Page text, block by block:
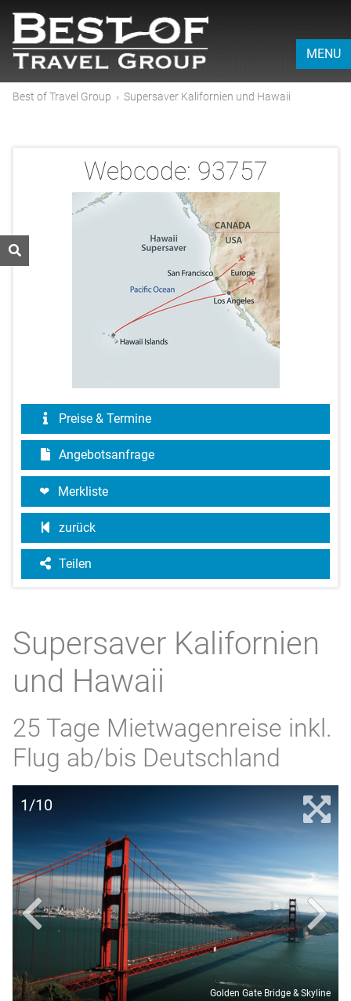
MENU
Best of Travel Group › Supersaver Kalifornien und Hawaii
Webcode: 93757
Preise & Termine
Angebotsanfrage
Merkliste
zurück
Teilen
Supersaver Kalifornien
und Hawaii
25 Tage Mietwagenreise inkl.
Flug ab/bis Deutschland
1/10
Golden Gate Bridge & Skyline